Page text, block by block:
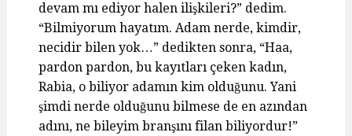
devam mı ediyor halen ilişkileri?” dedim.
“Bilmiyorum hayatım. Adam nerde, kimdir,
necidir bilen yok…” dedikten sonra, “Haa,
pardon pardon, bu kayıtları çeken kadın,
Rabia, o biliyor adamın kim olduğunu. Yani
şimdi nerde olduğunu bilmese de en azından
adını, ne bileyim branşını filan biliyordur!”